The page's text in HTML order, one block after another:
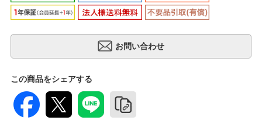
この商品をシェアする